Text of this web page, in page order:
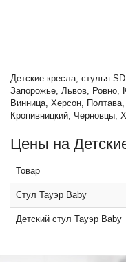
Детские кресла, стулья
Запорожье, Львов, Ровно,
Винница, Херсон,
Кропивницкий, Черновцы,
Цены на
Товар
Стул Тауэр Baby
Детский стул Тауэр Вaby